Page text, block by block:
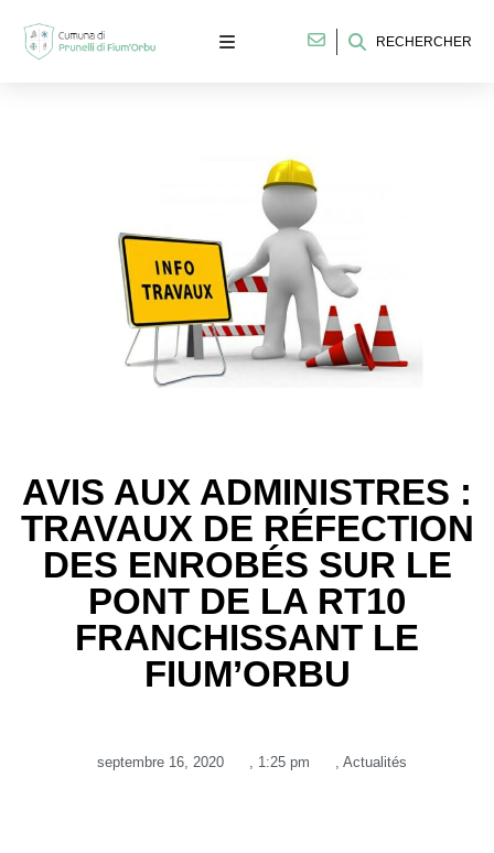
RECHERCHER
AVIS AUX ADMINISTRES :
TRAVAUX DE RÉFECTION
DES ENROBÉS SUR LE
PONT DE LA RT10
FRANCHISSANT LE
FIUM’ORBU
septembre 16, 2020 , 1:25 pm , Actualités